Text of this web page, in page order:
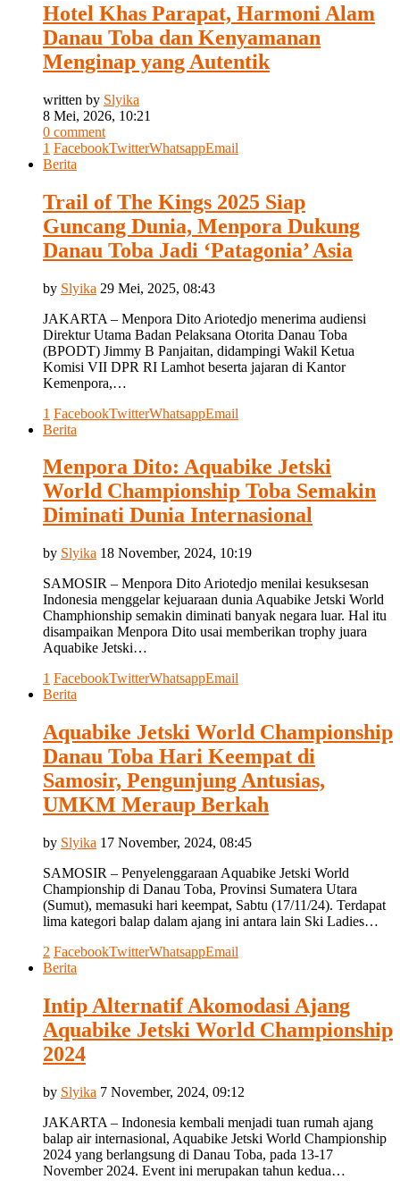
Hotel Khas Parapat, Harmoni Alam
Danau Toba dan Kenyamanan
Menginap yang Autentik
written by Slyika
8 Mei, 2026, 10:21
0 comment
1 FacebookTwitterWhatsappEmail
Berita
Trail of The Kings 2025 Siap
Guncang Dunia, Menpora Dukung
Danau Toba Jadi ‘Patagonia’ Asia
by Slyika 29 Mei, 2025, 08:43
JAKARTA – Menpora Dito Ariotedjo menerima audiensi
Direktur Utama Badan Pelaksana Otorita Danau Toba
(BPODT) Jimmy B Panjaitan, didampingi Wakil Ketua
Komisi VII DPR RI Lamhot beserta jajaran di Kantor
Kemenpora,…
1 FacebookTwitterWhatsappEmail
Berita
Menpora Dito: Aquabike Jetski
World Championship Toba Semakin
Diminati Dunia Internasional
by Slyika 18 November, 2024, 10:19
SAMOSIR – Menpora Dito Ariotedjo menilai kesuksesan
Indonesia menggelar kejuaraan dunia Aquabike Jetski World
Champhionship semakin diminati banyak negara luar. Hal itu
disampaikan Menpora Dito usai memberikan trophy juara
Aquabike Jetski…
1 FacebookTwitterWhatsappEmail
Berita
Aquabike Jetski World Championship
Danau Toba Hari Keempat di
Samosir, Pengunjung Antusias,
UMKM Meraup Berkah
by Slyika 17 November, 2024, 08:45
SAMOSIR – Penyelenggaraan Aquabike Jetski World
Championship di Danau Toba, Provinsi Sumatera Utara
(Sumut), memasuki hari keempat, Sabtu (17/11/24). Terdapat
lima kategori balap dalam ajang ini antara lain Ski Ladies…
2 FacebookTwitterWhatsappEmail
Berita
Intip Alternatif Akomodasi Ajang
Aquabike Jetski World Championship
2024
by Slyika 7 November, 2024, 09:12
JAKARTA – Indonesia kembali menjadi tuan rumah ajang
balap air internasional, Aquabike Jetski World Championship
2024 yang berlangsung di Danau Toba, pada 13-17
November 2024. Event ini merupakan tahun kedua…